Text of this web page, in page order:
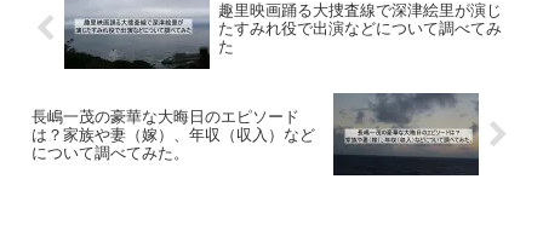
趣里映画踊る大捜査線で深津絵里が演じ
たすみれ役で出演などについて調べてみ
た
長嶋一茂の豪華な大晦日のエピソード
は？家族や妻（嫁）、年収（収入）など
について調べてみた。